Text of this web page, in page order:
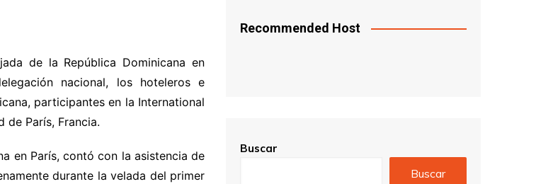
de la República Dominicana en
nacional, los hoteleros e
participantes en la International
de París, Francia.
en París, contó con la asistencia de
durante la velada del primer
Recommended Host
Buscar
Buscar